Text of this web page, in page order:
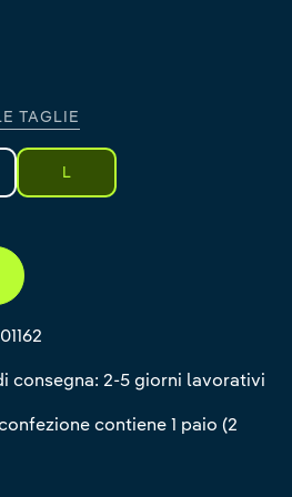
TAGLIE
L
consegna: 2-5 giorni lavorativi
contiene 1 paio (2